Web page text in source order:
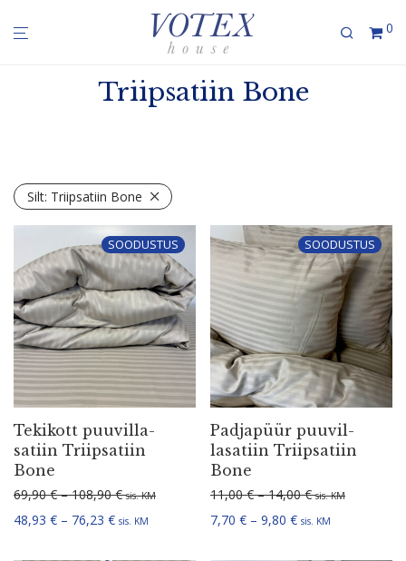
0
Triipsatiin Bone
Silt: Triipsatiin Bone
SOODUSTUS
Tekikott puuvil­la­
satiin Triip­satiin
Bone
69,90€ – 108,90€Hinnavahemik: 69,90 € kuni 108,90 €
sis. KM
48,93 € – 76,23 €Hinnavahemik: 48,93 € kuni 76,23 €
sis. KM
SOODUSTUS
Padjapüür puuvil­
la­satiin Triip­satiin
Bone
11,00€ – 14,00€Hinnavahemik:
sis. KM
7,70 € – 9,80 €Hinnavahemik:
sis. KM